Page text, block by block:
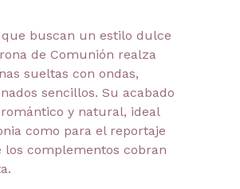
que buscan un estilo dulce
de Comunión realza
sueltas con ondas,
sencillos. Su acabado
y natural, ideal
como para el reportaje
los complementos cobran